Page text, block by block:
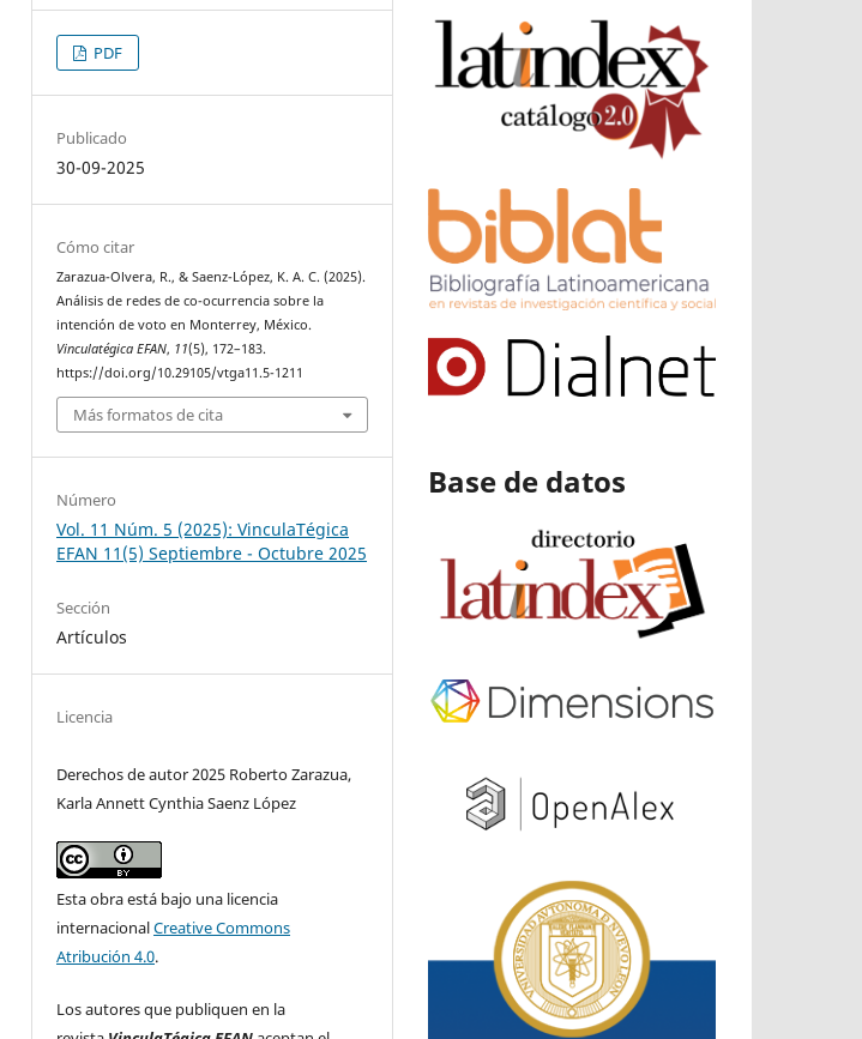
PDF
Publicado
30-09-2025
Cómo citar
Zarazua-Olvera, R., & Saenz-López, K. A. C. (2025).
Análisis de redes de co-ocurrencia sobre la
intención de voto en Monterrey, México.
Vinculatégica EFAN, 11(5), 172–183.
https://doi.org/10.29105/vtga11.5-1211
Más formatos de cita
Número
Vol. 11 Núm. 5 (2025): VinculaTégica
EFAN 11(5) Septiembre - Octubre 2025
Sección
Artículos
Licencia
Derechos de autor 2025 Roberto Zarazua,
Karla Annett Cynthia Saenz López
Esta obra está bajo una licencia
internacionalCreative Commons
Atribución 4.0.
Los autores que publiquen en la
Base de datos